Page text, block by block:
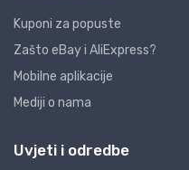
Kuponi za popuste
Zašto eBay i AliExpress?
Mobilne aplikacije
Mediji o nama
Uvjeti i odredbe